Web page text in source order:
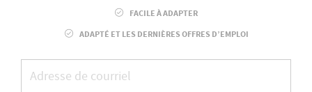
FACILE À ADAPTER
ADAPTÉ ET LES DERNIÈRES OFFRES D’EMPLOI